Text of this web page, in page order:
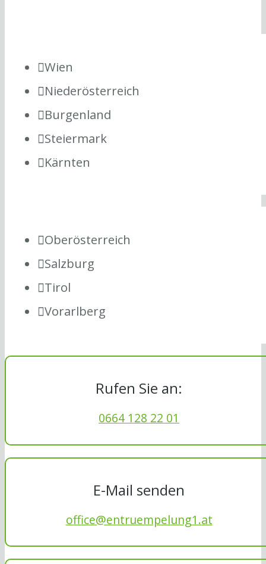
Wien
Niederösterreich
Burgenland
Steiermark
Kärnten
Oberösterreich
Salzburg
Tirol
Vorarlberg
Rufen Sie an:
0664 128 22 01
E-Mail senden
office@entruempelung1.at